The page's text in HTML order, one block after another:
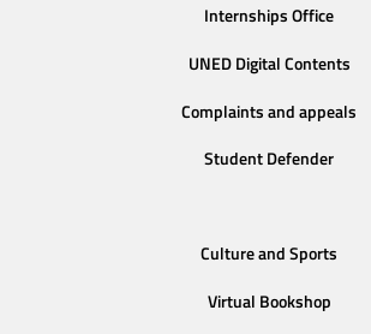
Internships Office
UNED Digital Contents
Complaints and appeals
Student Defender
Culture and Sports
Virtual Bookshop